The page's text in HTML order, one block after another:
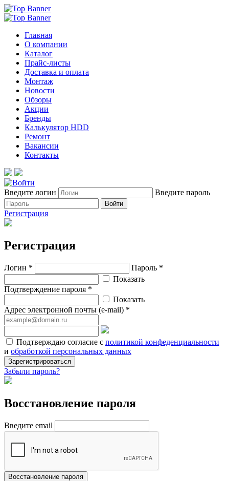
Главная
О компании
Каталог
Прайс-листы
Доставка и оплата
Монтаж
Новости
Обзоры
Акции
Бренды
Калькулятор HDD
Ремонт
Вакансии
Контакты
Введите логин Введите пароль
Войти
Регистрация
Регистрация
Логин *
Пароль *
Показать
Подтверждение пароля *
Показать
Адрес электронной почты (e-mail) *
Подтверждаю согласие с политикой конфеденциальности
и обработкой персональных данных
Зарегистрироваться
Забыли пароль?
Восстановление пароля
Введите email
Восстановление пароля